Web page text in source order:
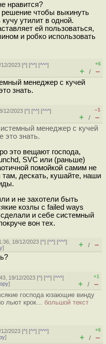
нравится?
чтобы выкинуть
утилит в одной.
ей пользоваться,
и робко использовать
2023 [^] [^^] [^^^]
+6
+ / –
менеджер с кучей
знать.
12/2023 [^] [^^] [^^^]
–1
+ / –
менеджер с кучей
знать.
это вещают господа,
SVC или (раньше)
помойкой самим не
дескать, кушайте, наши
и не захотели быть
козлы с failed ways
и себе системный
вон тех.
18/12/2023 [^] [^^] [^^^]
] + / –
19/12/2023 [^] [^^] [^^^]
]
+1
+ / –
господа юзающие винду
льют крок... большой текст
2023 [^] [^^] [^^^]
]
+6
+ / –